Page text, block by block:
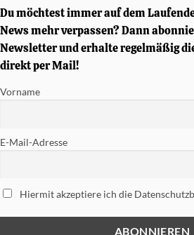
Simon
Phillips
signierte
Tama
Soundworks
Snare
gewinnen
Du möchtest immer auf dem
News mehr verpassen? Dann
Newsletter und erhalte regelmäßig
direkt per Mail!
Vorname
E-Mail-Adresse
Hiermit akzeptiere ich die